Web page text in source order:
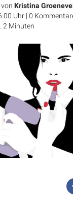
Kristina
Uhr|0
2 Minuten